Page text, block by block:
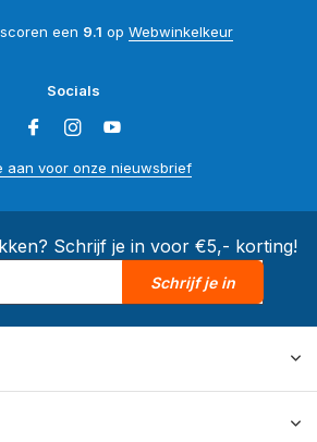
een 9.1 op Webwinkelkeur
Socials
aan voor onze nieuwsbrief
Schrijf je in voor €5,- korting!
Schrijf je in